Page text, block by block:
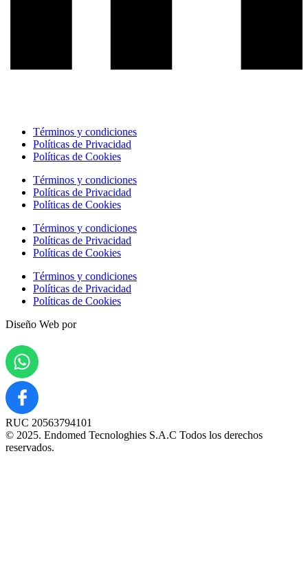
Términos y condiciones
Políticas de Privacidad
Políticas de Cookies
Términos y condiciones
Políticas de Privacidad
Políticas de Cookies
Términos y condiciones
Políticas de Privacidad
Políticas de Cookies
Términos y condiciones
Políticas de Privacidad
Políticas de Cookies
Diseño Web por
RUC 20563794101
© 2025. Endomed Tecnologhies S.A.C Todos los derechos
reservados.